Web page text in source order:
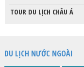
TOUR DU LỊCH CHÂU Á
DU LỊCH NƯỚC NGOÀI